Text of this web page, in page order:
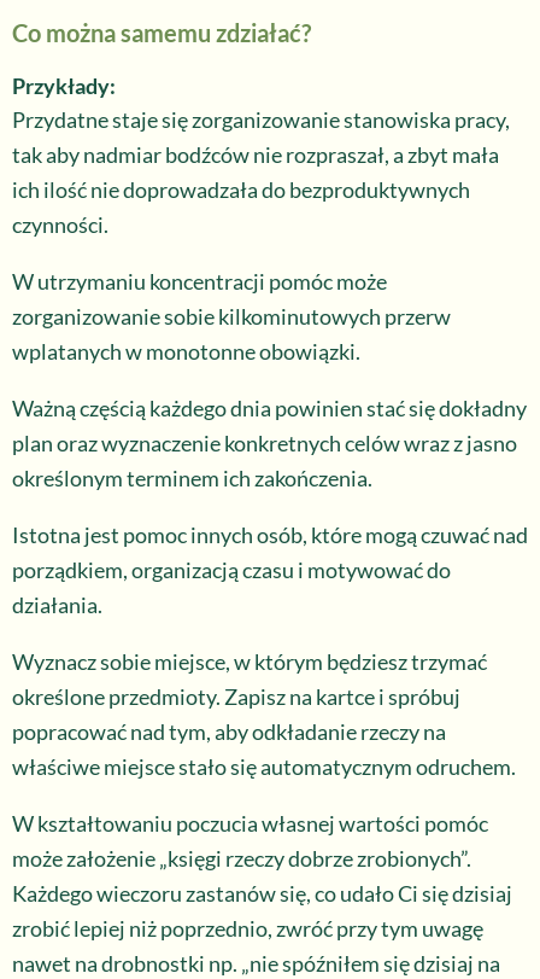
Co można samemu zdziałać?
Przykłady:
Przydatne staje się zorganizowanie stanowiska pracy,
tak aby nadmiar bodźców nie rozpraszał, a zbyt mała
ich ilość nie doprowadzała do bezproduktywnych
czynności.
W utrzymaniu koncentracji pomóc może
zorganizowanie sobie kilkominutowych przerw
wplatanych w monotonne obowiązki.
Ważną częścią każdego dnia powinien stać się dokładny
plan oraz wyznaczenie konkretnych celów wraz z jasno
określonym terminem ich zakończenia.
Istotna jest pomoc innych osób, które mogą czuwać nad
porządkiem, organizacją czasu i motywować do
działania.
Wyznacz sobie miejsce, w którym będziesz trzymać
określone przedmioty. Zapisz na kartce i spróbuj
popracować nad tym, aby odkładanie rzeczy na
właściwe miejsce stało się automatycznym odruchem.
W kształtowaniu poczucia własnej wartości pomóc
może założenie „księgi rzeczy dobrze zrobionych”.
Każdego wieczoru zastanów się, co udało Ci się dzisiaj
zrobić lepiej niż poprzednio, zwróć przy tym uwagę
nawet na drobnostki np. „nie spóźniłem się dzisiaj na